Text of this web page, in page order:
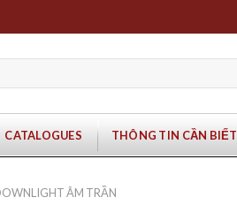
CATALOGUES THÔNG TIN CẦN BIẾT
ÂM TRẦN